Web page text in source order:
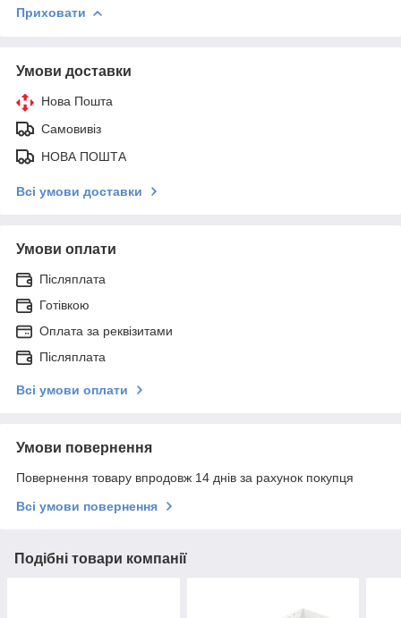
Приховати
Умови доставки
Нова Пошта
Самовивіз
НОВА ПОШТА
Всі умови доставки
Умови оплати
Післяплата
Готівкою
Оплата за реквізитами
Післяплата
Всі умови оплати
Умови повернення
Повернення товару впродовж 14 днів за рахунок покупця
Всі умови повернення
Подібні товари компанії